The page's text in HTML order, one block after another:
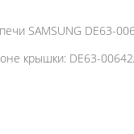
SAMSUNG DE63-
крышки: DE63-